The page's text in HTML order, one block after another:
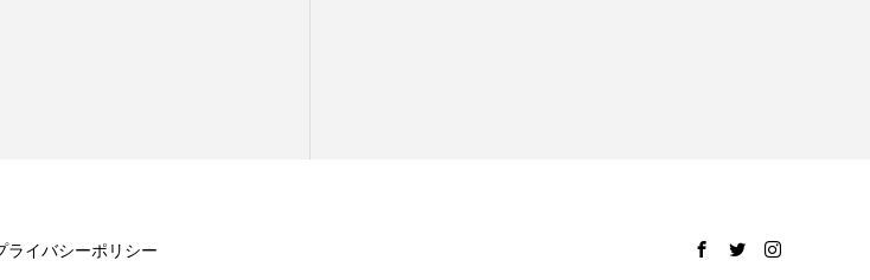
ライバシーポリシー